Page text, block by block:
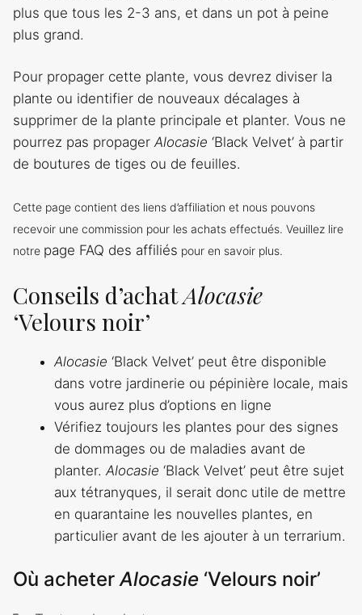
plus que tous les 2-3 ans, et dans un pot à peine
plus grand.
Pour propager cette plante, vous devrez diviser la
plante ou identifier de nouveaux décalages à
supprimer de la plante principale et planter. Vous ne
pourrez pas propager Alocasie ‘Black Velvet’ à partir
de boutures de tiges ou de feuilles.
Cette page contient des liens d’affiliation et nous pouvons
recevoir une commission pour les achats effectués. Veuillez lire
notre page FAQ des affiliés pour en savoir plus.
Conseils d’achatAlocasie
‘Velours noir’
Alocasie ‘Black Velvet’ peut être disponible
dans votre jardinerie ou pépinière locale, mais
vous aurez plus d’options en ligne
Vérifiez toujours les plantes pour des signes
de dommages ou de maladies avant de
planter. Alocasie ‘Black Velvet’ peut être sujet
aux tétranyques, il serait donc utile de mettre
en quarantaine les nouvelles plantes, en
particulier avant de les ajouter à un terrarium.
Où acheterAlocasie ‘Velours noir’